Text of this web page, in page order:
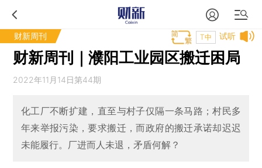
财新周刊 试听
T中
财新周刊｜濮阳工业园区搬迁困局
2022年11月14日第44期
化工厂不断扩建，直至与村子仅隔一条马路；村民多
年来举报污染，要求搬迁，而政府的搬迁承诺却迟迟
未能履行。厂进而人未退，矛盾何解？